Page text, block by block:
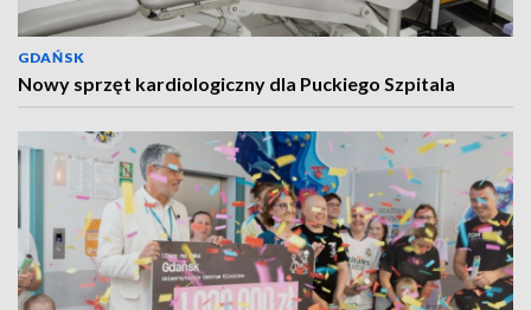
GDAŃSK
Nowy sprzęt kardiologiczny dla Puckiego Szpitala